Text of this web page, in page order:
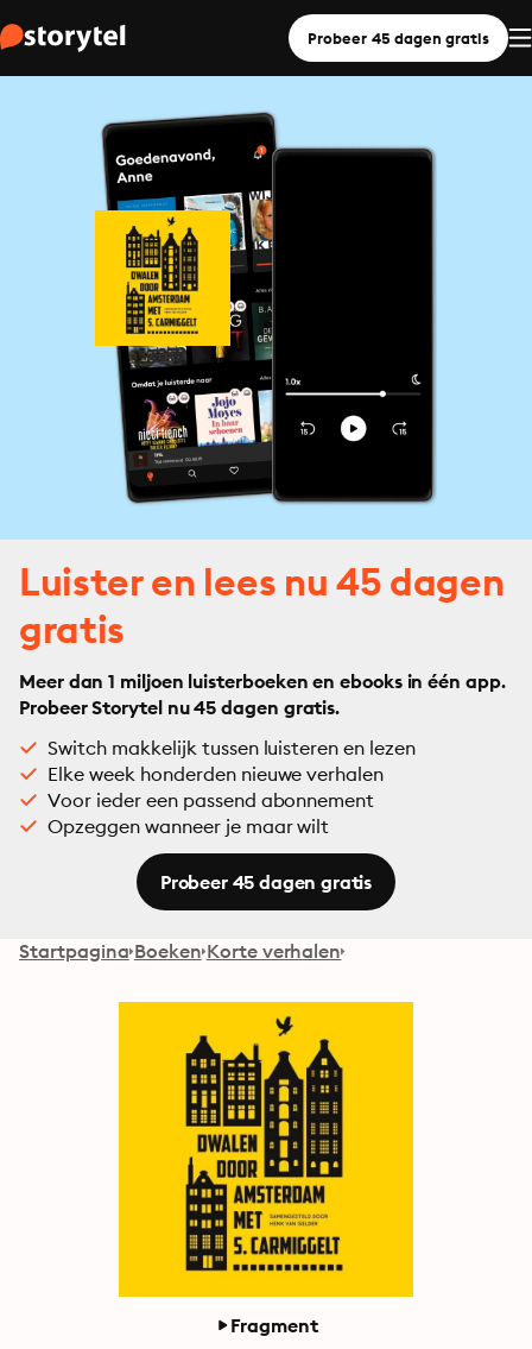
Probeer 45 dagen gratis
Luister en lees nu 45 dagen
gratis
Meer dan 1 miljoen luisterboeken en ebooks in één app.
Probeer Storytel nu 45 dagen gratis.
Switch makkelijk tussen luisteren en lezen
Elke week honderden nieuwe verhalen
Voor ieder een passend abonnement
Opzeggen wanneer je maar wilt
Probeer 45 dagen gratis
Startpagina Boeken Korte verhalen
Fragment